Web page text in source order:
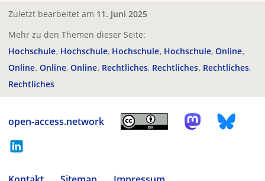
Zuletzt bearbeitet am 11. Juni 2025
Mehr zu den Themen dieser Seite:
Hochschule Hochschule Hochschule Hochschule Online
Online Online Online Rechtliches Rechtliches Rechtliches
Rechtliches
open-access.network